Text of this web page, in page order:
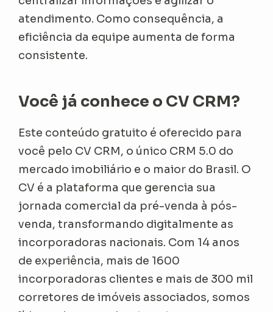
atendimento. Como consequência, a
eficiência da equipe aumenta de forma
consistente.
Você já conhece o CV CRM?
Este conteúdo gratuito é oferecido para
você pelo CV CRM, o único CRM 5.0 do
mercado imobiliário e o maior do Brasil. O
CV é a plataforma que gerencia sua
jornada comercial da pré-venda à pós-
venda, transformando digitalmente as
incorporadoras nacionais. Com 14 anos
de experiência, mais de 1600
incorporadoras clientes e mais de 300 mil
corretores de imóveis associados, somos